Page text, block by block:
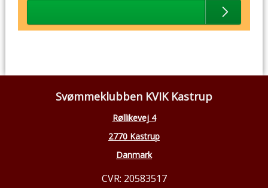
Svømmeklubben KVIK Kastrup
Røllikevej 4
2770 Kastrup
Danmark
CVR: 20583517